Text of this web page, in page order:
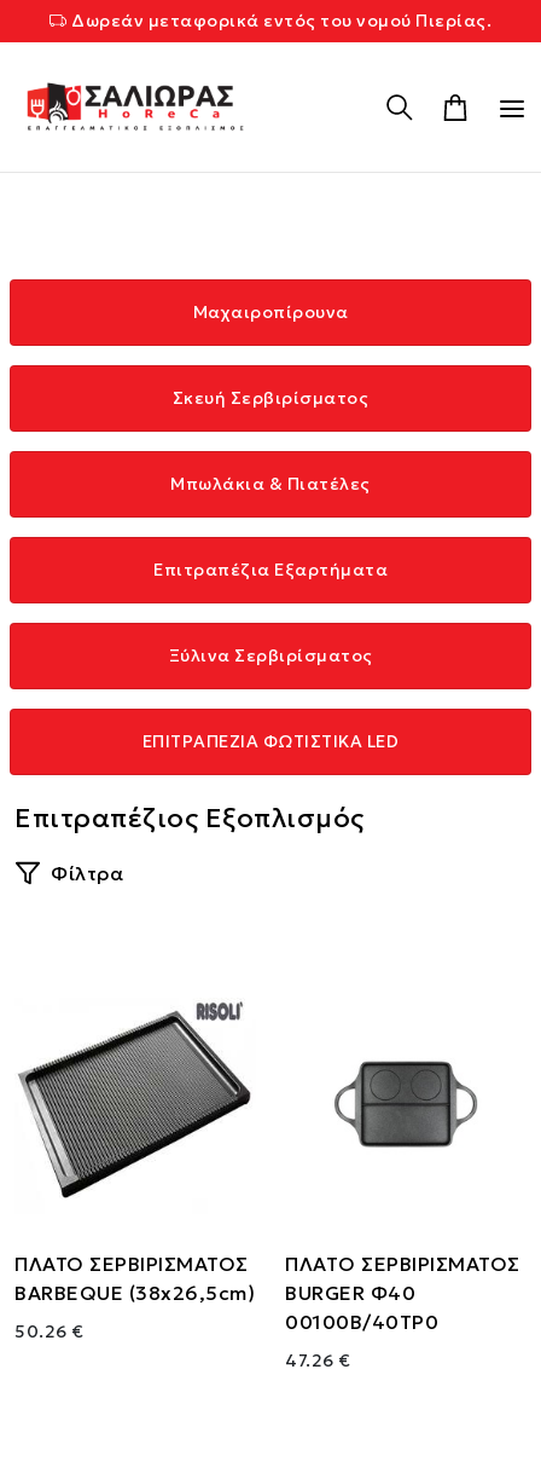
Δωρεάν μεταφορικά εντός του νομού Πιερίας.
Μαχαιροπίρουνα
Σκευή Σερβιρίσματος
Μπωλάκια & Πιατέλες
Επιτραπέζια Εξαρτήματα
Ξύλινα Σερβιρίσματος
ΕΠΙΤΡΑΠΕΖΙΑ ΦΩΤΙΣΤΙΚΑ LED
Επιτραπέζιος Εξοπλισμός
Φίλτρα
ΠΛΑΤΟ ΣΕΡΒΙΡΙΣΜΑΤΟΣ
BARBEQUE (38x26,5cm)
50.26 €
ΠΛΑΤO ΣΕΡΒΙΡΙΣΜΑΤΟΣ
BURGER Φ40
00100B/40TP0
47.26 €